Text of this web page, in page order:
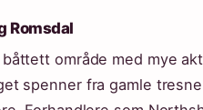
Romsdal
område med mye
spenner fra gamle